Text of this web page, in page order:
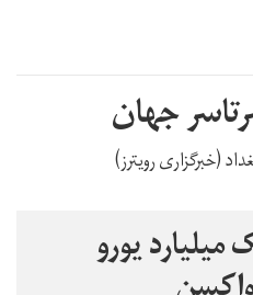
جهان
(خبرگزاری رویترز)
میلیارد یورو